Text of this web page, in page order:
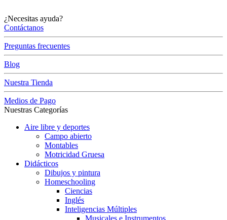
¿Necesitas ayuda?
Contáctanos
Preguntas frecuentes
Blog
Nuestra Tienda
Medios de Pago
Nuestras Categorías
Aire libre y deportes
Campo abierto
Montables
Motricidad Gruesa
Didácticos
Dibujos y pintura
Homeschooling
Ciencias
Inglés
Inteligencias Múltiples
Musicales e Instrumentos